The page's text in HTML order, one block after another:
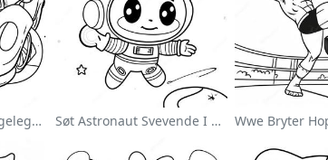
Sonic Speedster Fargeleggingsside Søt Astronaut Svevende I Rommet Fargeleggingsside